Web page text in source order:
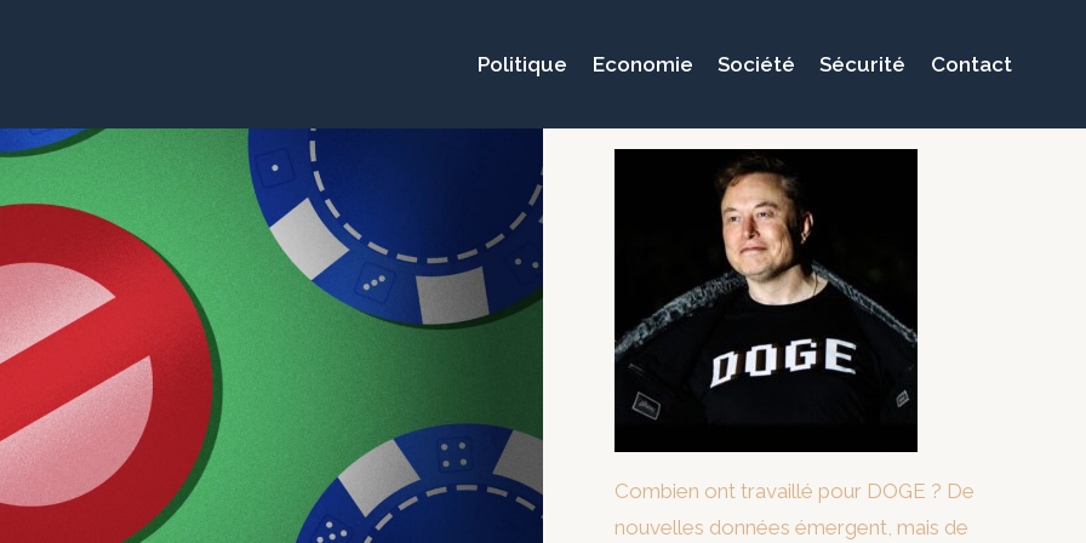
Politique Economie Société Sécurité Contact
Combien ont travaillé pour DOGE ? De
nouvelles données émergent, mais de